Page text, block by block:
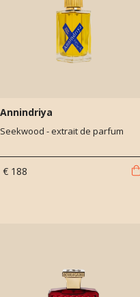
Annindriya
Seekwood - extrait de parfum
€ 188